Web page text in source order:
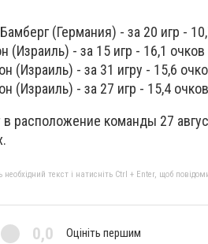
(Германия) - за 20 игр -
(Израиль) - за 15 игр - 16,1 очков
(Израиль) - за 31 игру - 15,6
(Израиль) - за 27 игр - 15,4
расположение команды 27
текст і натисніть Ctrl + Enter, щоб
0,0 Оцініть першим